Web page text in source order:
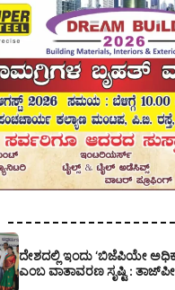
ದೇಶದಲ್ಲಿ ಇಂದು ‘ಬಿಜೆಪಿಯೇ
ಎಂಬ ವಾತಾವರಣ ಸೃಷ್ಟಿ :